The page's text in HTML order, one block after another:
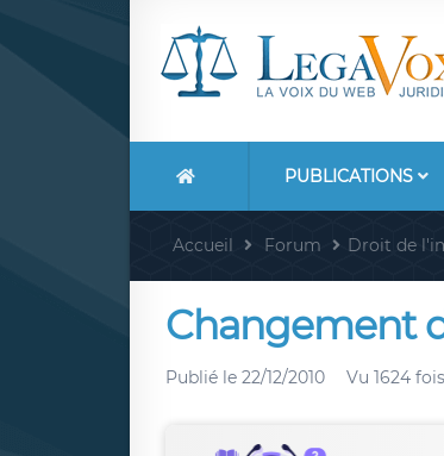
PUBLICATIONS
Accueil Forum Droit de
Changement
Publié le 22/12/2010 Vu 1624 fois